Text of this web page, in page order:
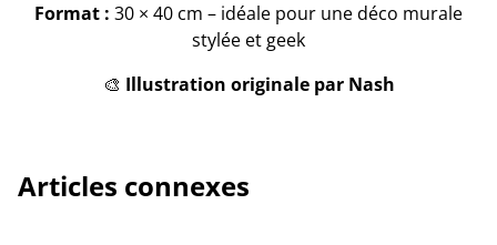
Format : 30 × 40 cm – idéale pour une déco murale
stylée et geek
🎨 Illustration originale par Nash
Articles connexes